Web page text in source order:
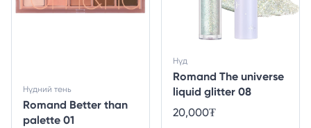
Romand Better than
palette 01
Нүдний тень
Romand The universe
liquid glitter 08
Нүд
20,000₮